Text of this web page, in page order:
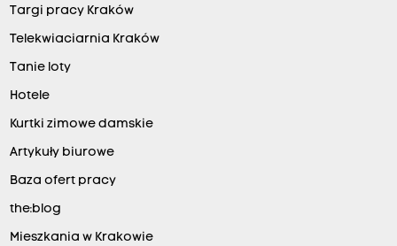
Targi pracy Kraków
Telekwiaciarnia Kraków
Tanie loty
Hotele
Kurtki zimowe damskie
Artykuły biurowe
Baza ofert pracy
the:blog
Mieszkania w Krakowie